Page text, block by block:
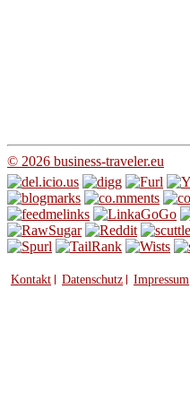
© 2026 business-traveler.eu
Kontakt Datenschutz Impressum